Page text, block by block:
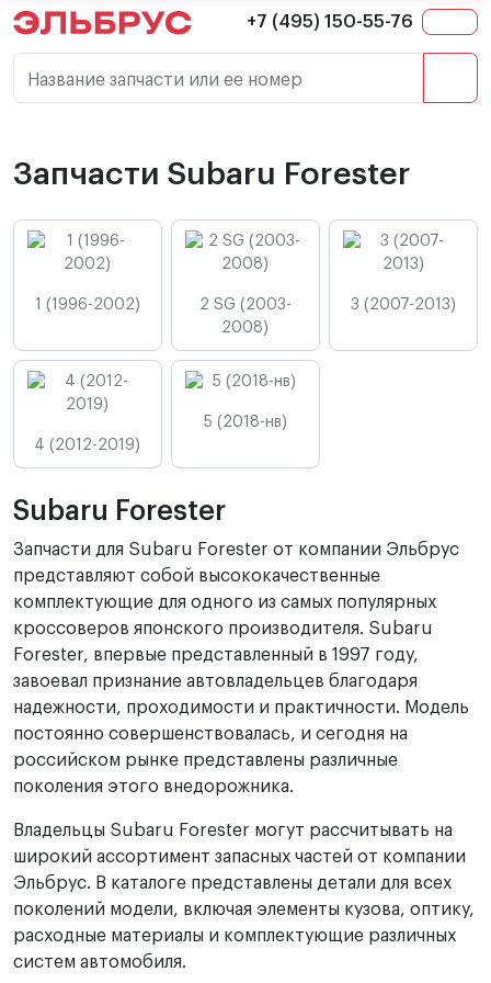
+7 (495) 150-55-76
Название запчасти или ее номер
Запчасти Subaru Forester
1 (1996-2002)
2 SG (2003-
2008)
3 (2007-2013)
4 (2012-2019)
5 (2018-нв)
Subaru Forester
Запчасти для Subaru Forester от компании Эльбрус
представляют собой высококачественные
комплектующие для одного из самых популярных
кроссоверов японского производителя. Subaru
Forester, впервые представленный в 1997 году,
завоевал признание автовладельцев благодаря
надежности, проходимости и практичности. Модель
постоянно совершенствовалась, и сегодня на
российском рынке представлены различные
поколения этого внедорожника.
Владельцы Subaru Forester могут рассчитывать на
широкий ассортимент запасных частей от компании
Эльбрус. В каталоге представлены детали для всех
поколений модели, включая элементы кузова, оптику,
расходные материалы и комплектующие различных
систем автомобиля.